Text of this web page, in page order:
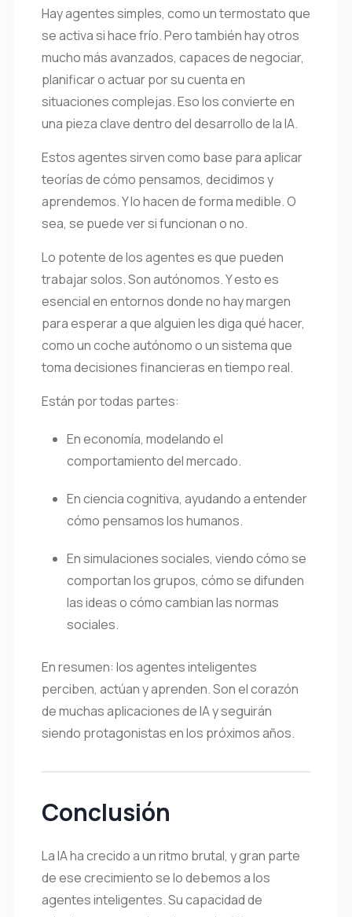
Hay agentes simples, como un termostato que
se activa si hace frío. Pero también hay otros
mucho más avanzados, capaces de negociar,
planificar o actuar por su cuenta en
situaciones complejas. Eso los convierte en
una pieza clave dentro del desarrollo de la IA.
Estos agentes sirven como base para aplicar
teorías de cómo pensamos, decidimos y
aprendemos. Y lo hacen de forma medible. O
sea, se puede ver si funcionan o no.
Lo potente de los agentes es que pueden
trabajar solos. Son autónomos. Y esto es
esencial en entornos donde no hay margen
para esperar a que alguien les diga qué hacer,
como un coche autónomo o un sistema que
toma decisiones financieras en tiempo real.
Están por todas partes:
En economía, modelando el
comportamiento del mercado.
En ciencia cognitiva, ayudando a entender
cómo pensamos los humanos.
En simulaciones sociales, viendo cómo se
comportan los grupos, cómo se difunden
las ideas o cómo cambian las normas
sociales.
En resumen: los agentes inteligentes
perciben, actúan y aprenden. Son el corazón
de muchas aplicaciones de IA y seguirán
siendo protagonistas en los próximos años.
Conclusión
La IA ha crecido a un ritmo brutal, y gran parte
de ese crecimiento se lo debemos a los
agentes inteligentes. Su capacidad de